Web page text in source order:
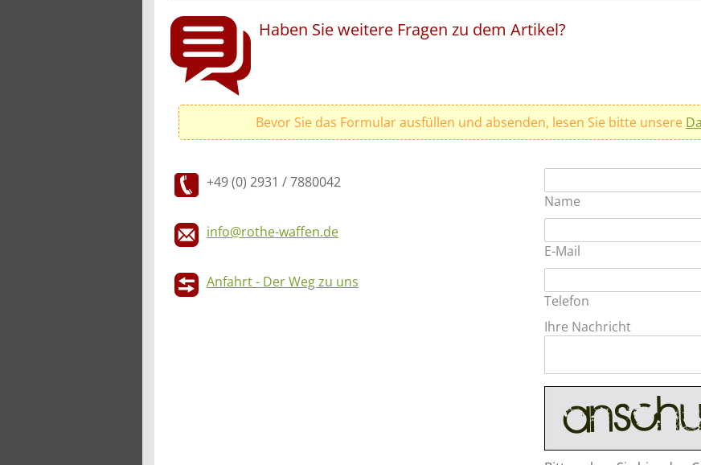
Haben Sie weitere Fragen zu dem Artikel?
Bevor Sie das Formular ausfüllen und absenden, lesen Sie bitte unsere
+49 (0) 2931 / 7880042
Name
info@rothe-waffen.de
E-Mail
Anfahrt - Der Weg zu uns
Telefon
Ihre Nachricht